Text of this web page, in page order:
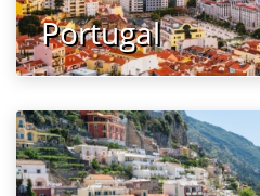
Portugal